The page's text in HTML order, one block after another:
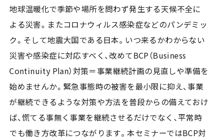
地球温暖化で季節や場所を問わず発生する天候不全に
よる災害。またコロナウィルス感染症などのパンデミッ
ク。そして地震大国である日本。いつ来るかわからない
災害や感染症に対応すべく、改めてBCP（Business
Continuity Plan）対策＝事業継続計画の見直しや準備を
始めませんか。緊急事態時の被害を最小限に抑え、事業
が継続できるような対策や方法を普段からの備えておけ
ば、慌てる事無く事業を継続させるだけでなく、平常時
でも働き方改革につながります。本セミナーではBCP対